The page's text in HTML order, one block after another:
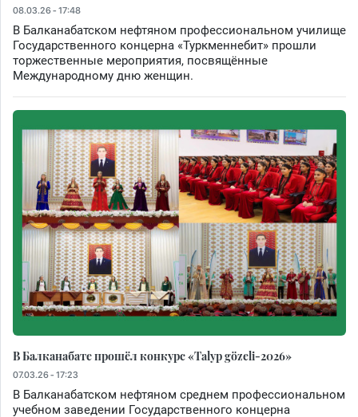
08.03.26 - 17:48
В Балканабатском нефтяном профессиональном училище
Государственного концерна «Туркменнебит» прошли
торжественные мероприятия, посвящённые
Международному дню женщин.
В Балканабате прошёл конкурс «Talyp gözeli-2026»
07.03.26 - 17:23
В Балканабатском нефтяном среднем профессиональном
учебном заведении Государственного концерна